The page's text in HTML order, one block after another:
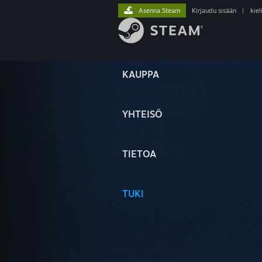
KAUPPA
YHTEISÖ
TIETOA
TUKI
Asenna Steam Kirjaudu sisään kieli